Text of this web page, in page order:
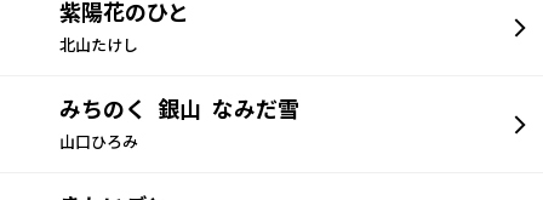
紫陽花のひと
北山たけし
みちのく 銀山 なみだ雪
山口ひろみ